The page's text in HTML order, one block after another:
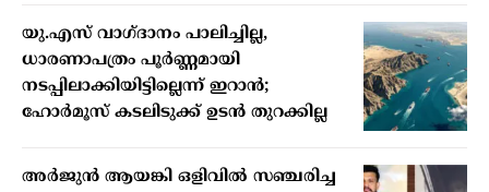
യു.എസ് വാഗ്ദാനം പാലിച്ചില്ല,
ധാരണാപത്രം പൂർണ്ണമായി
നടപ്പിലാക്കിയിട്ടില്ലെന്ന് ഇറാൻ;
ഹോർമൂസ് കടലിടുക്ക് ഉടൻ തുറക്കില്ല
അർജുൻ ആയങ്കി ഒളിവിൽ സഞ്ചരിച്ച